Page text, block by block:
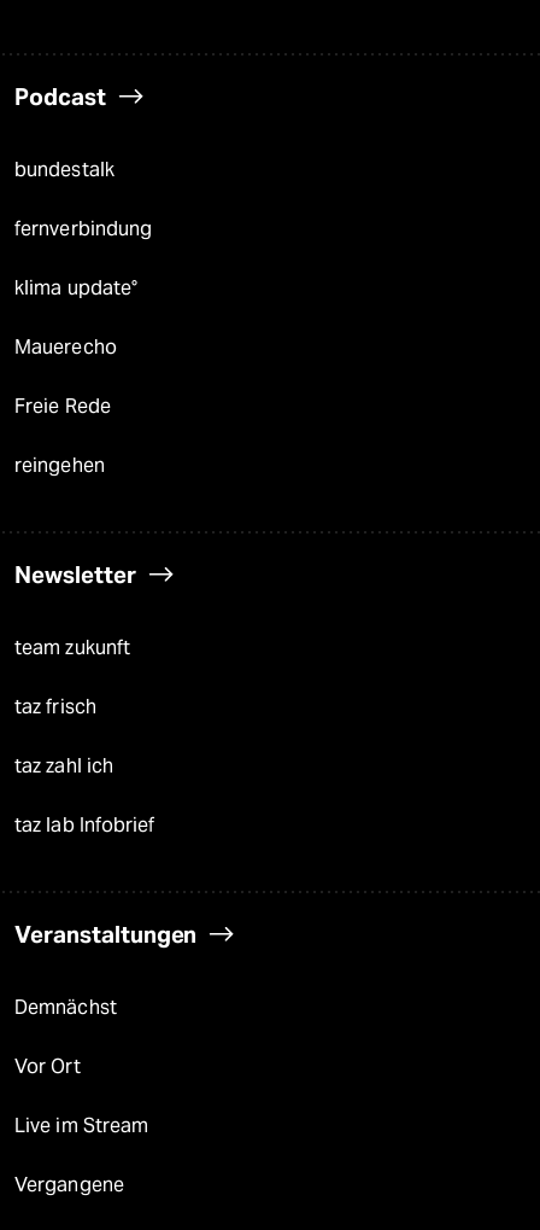
Podcast
bundestalk
fernverbindung
klima update°
Mauerecho
Freie Rede
reingehen
Newsletter
team zukunft
taz frisch
taz zahl ich
taz lab Infobrief
Veranstaltungen
Demnächst
Vor Ort
Live im Stream
Vergangene